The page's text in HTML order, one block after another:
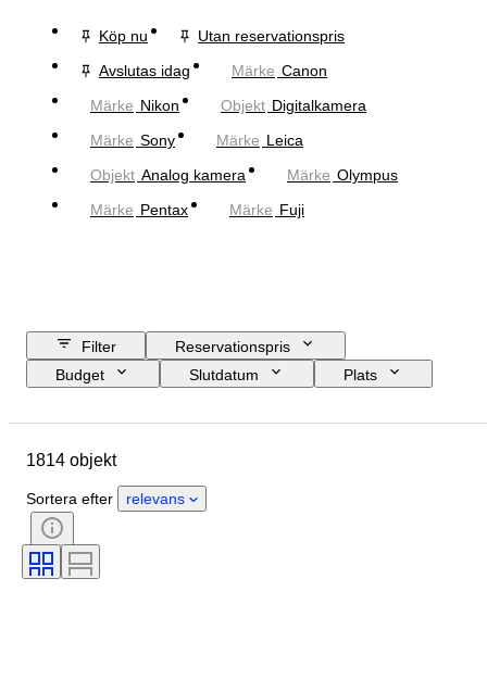
Köp nu
Utan reservationspris
Avslutas idag
Märke Canon
Märke Nikon Objekt Digitalkamera
Märke Sony Märke Leica
Objekt Analog kamera Märke Olympus
Märke Pentax Märke Fuji
Filter
Reservationspris
Budget
Slutdatum
Plats
Skick
Teknik
Språk
Färg
Objektivmontering
Typ av videobandspelare
1814 objekt
Sortera efter relevans